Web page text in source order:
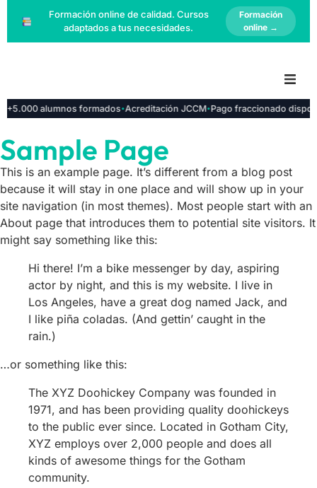
Formación online de calidad. Cursos
adaptados a tus necesidades.
Formación
online →
Inicio
Cursos Online
Cursos Presenciales
Certificaciones
Solicitar Prácticas
Contacto
Tienda
Calidad de la Formación
+5.000 alumnos formados·Acreditación JCCM·Pago fraccionado
Sample Page
This is an example page. It’s different from a blog post
because it will stay in one place and will show up in your
site navigation (in most themes). Most people start with an
About page that introduces them to potential site visitors. It
might say something like this:
Hi there! I’m a bike messenger by day, aspiring
actor by night, and this is my website. I live in
Los Angeles, have a great dog named Jack, and
I like piña coladas. (And gettin’ caught in the
rain.)
…or something like this:
The XYZ Doohickey Company was founded in
1971, and has been providing quality doohickeys
to the public ever since. Located in Gotham City,
XYZ employs over 2,000 people and does all
kinds of awesome things for the Gotham
community.